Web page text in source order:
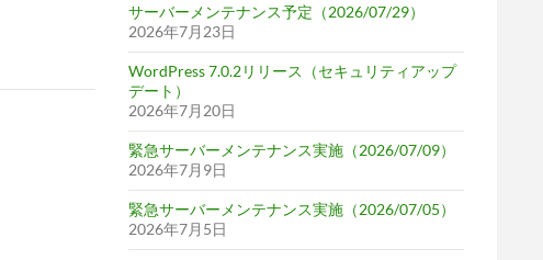
サーバーメンテナンス予定（2026/07/29）
2026年7月23日
WordPress 7.0.2リリース（セキュリティアップ
デート）
2026年7月20日
緊急サーバーメンテナンス実施（2026/07/09）
2026年7月9日
緊急サーバーメンテナンス実施（2026/07/05）
2026年7月5日